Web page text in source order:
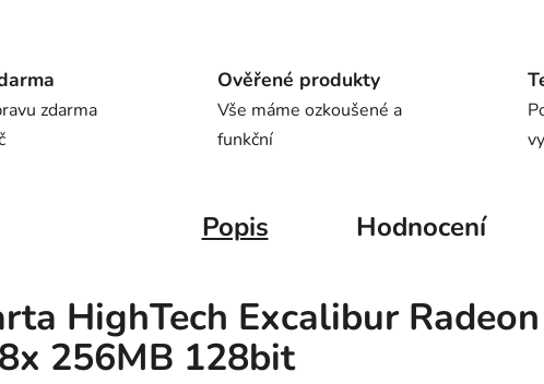
zdarma
Ověřené produkty
Vše máme ozkoušené a
funkční
Popis Hodnocení
HighTech Excalibur Radeon
256MB 128bit